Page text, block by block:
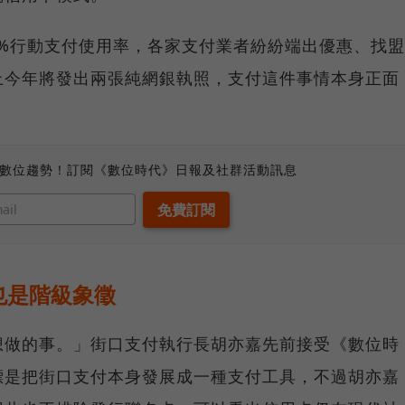
動支付使用率，各家支付業者紛紛端出優惠、找盟
年將發出兩張純網銀執照，支付這件事情本身正面
位趨勢！訂閱《數位時代》日報及社群活動訊息
階級象徵
的事。」街口支付執行長胡亦嘉先前接受《數位時
把街口支付本身發展成一種支付工具，不過胡亦嘉